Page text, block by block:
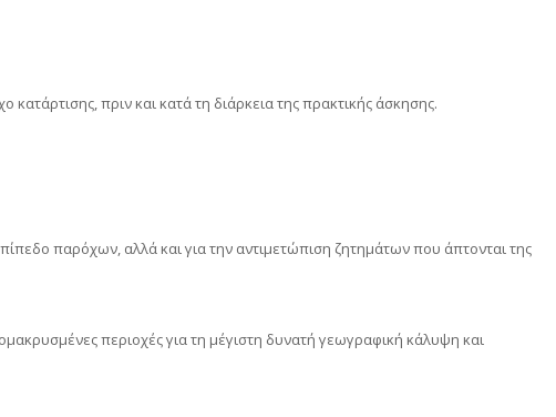
πριν και κατά τη διάρκεια της πρακτικής άσκησης.
παρόχων, αλλά και για την αντιμετώπιση ζητημάτων που άπτονται της
περιοχές για τη μέγιστη δυνατή γεωγραφική κάλυψη και